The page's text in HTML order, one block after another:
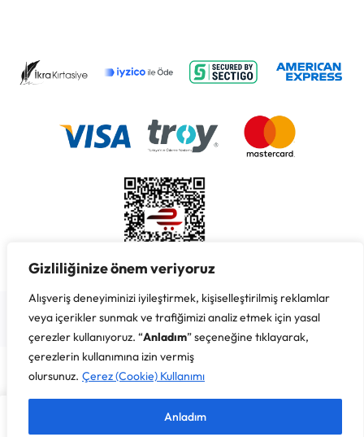
Gizliliğinize önem veriyoruz
Alışveriş deneyiminizi iyileştirmek, kişiselleştirilmiş reklamlar
veya içerikler sunmak ve trafiğimizi analiz etmek için yasal
çerezler kullanıyoruz. “Anladım” seçeneğine tıklayarak,
çerezlerin kullanımına izin vermiş
olursunuz. Çerez (Cookie) Kullanımı
Anladım
Copyright © 2026 İkra Kırtasiye & Süreyya Özbay, Her Hakkı
Saklıdır.
Ana Sayfa Mağaza Sepet Favorilerim Hesabım